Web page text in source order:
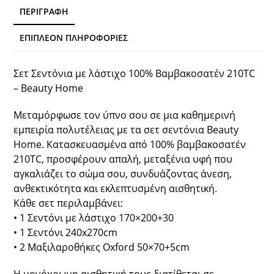
Άμμου
ποσότητα
ΠΕΡΙΓΡΑΦΉ
ΕΠΙΠΛΈΟΝ ΠΛΗΡΟΦΟΡΊΕΣ
Σετ Σεντόνια με λάστιχο 100% Βαμβακοσατέν 210TC
– Beauty Home
Μεταμόρφωσε τον ύπνο σου σε μια καθημερινή
εμπειρία πολυτέλειας με τα σετ σεντόνια Beauty
Home. Κατασκευασμένα από 100% βαμβακοσατέν
210TC, προσφέρουν απαλή, μεταξένια υφή που
αγκαλιάζει το σώμα σου, συνδυάζοντας άνεση,
ανθεκτικότητα και εκλεπτυσμένη αισθητική.
Κάθε σετ περιλαμβάνει:
• 1 Σεντόνι με λάστιχο 170×200+30
• 1 Σεντόνι 240x270cm
• 2 Μαξιλαροθήκες Oxford 50×70+5cm